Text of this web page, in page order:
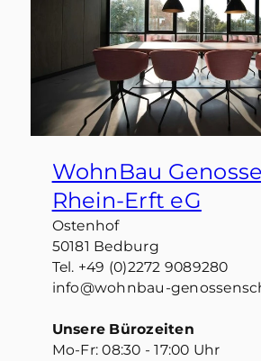
WohnBau
Rhein-Erft eG
Ostenhof
50181 Bedburg
Tel. +49 (0)2272 9089280
info@wohnbau-
Unsere Bürozeiten
Mo-Fr: 08:30 - 17:00 Uhr